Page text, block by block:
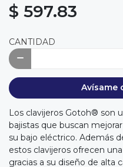
$ 597.83
CANTIDAD
Avísame
Los clavijeros Gotoh® son
bajistas que buscan
su bajo eléctrico. Además
estos clavijeros ofrecen
gracias a su diseño de alta